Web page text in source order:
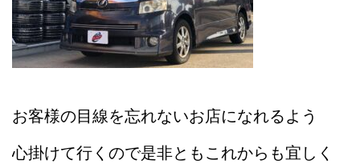
お客様の目線を忘れないお店になれるよう
心掛けて行くので是非ともこれからも宜しく